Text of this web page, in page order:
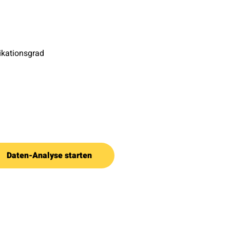
Daten-Analyse starten